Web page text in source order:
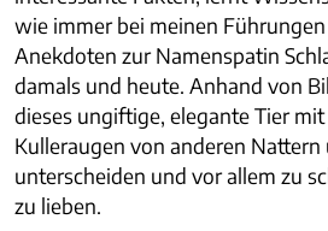
wie immer bei meinen
Anekdoten zur Namenspatin
damals und heute. Anhand von
dieses ungiftige, elegante Tier
Kulleraugen von anderen Nattern
unterscheiden und vor allem zu
zu lieben.